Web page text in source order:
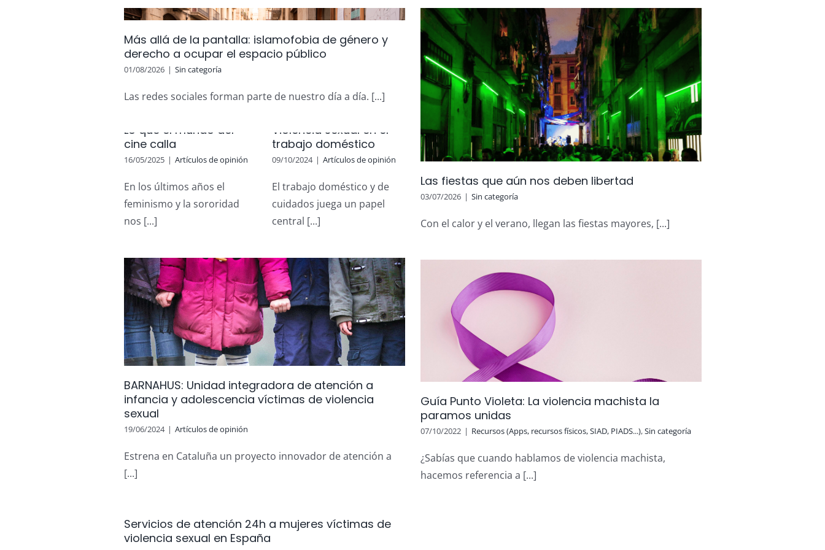
Más allá de la pantalla: islamofobia de género y
derecho a ocupar el espacio público
01/08/2026 | Sin categoría
Las redes sociales forman parte de nuestro día a día. [...]
Las fiestas que aún nos deben libertad
Sin categoría
Las fiestas que aún nos deben libertad
03/07/2026 | Sin categoría
Con el calor y el verano, llegan las fiestas mayores, [...]
Lo que el mundo del
cine calla
16/05/2025 | Artículos de opinión
En los últimos años el
feminismo y la sororidad
nos [...]
Violencia sexual en
el trabajo
doméstico
Violencia sexual en el
trabajo doméstico
09/10/2024 | Artículos de opinión
El trabajo doméstico y de
cuidados juega un papel
central [...]
BARNAHUS: Unidad integradora de atención a
infancia y adolescencia víctimas de violencia
sexual
19/06/2024 | Artículos de opinión
Estrena en Cataluña un proyecto innovador de atención a
[...]
paramos unidas
Recursos (Apps, recursos físicos, SIAD, PIADS...) Sin categoría
Guía Punto Violeta: La violencia machista la
paramos unidas
07/10/2022 | Recursos (Apps, recursos físicos, SIAD, PIADS...),Sin categoría
¿Sabías que cuando hablamos de violencia machista,
hacemos referencia a [...]
Servicios de atención 24h a mujeres víctimas de
violencia sexual en España